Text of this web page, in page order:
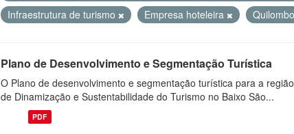
Infraestrutura de turismo
Empresa hoteleira
Plano de Desenvolvimento e Segmentação Turística
O Plano de desenvolvimento e segmentação turística para a
de Dinamização e Sustentabilidade do Turismo no Baixo São...
PDF